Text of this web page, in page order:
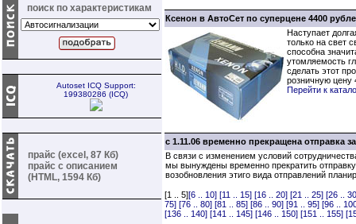
поиск по характеристикам
Autoset ICQ Support:
199380286 (ICQ)
прайс (excel, 87 Кб)
прайс с описанием
(HTML, 1594 Кб)
Ксенон в АвтоСет по суперцене 4400
Наступает
только на свет
способна
утомляемость
сделать этот
розничную цену
Перейти к
с 1.11.06 временно прекращена отправка
В связи с изменением условий
мы вынуждены временно прекратить
возобновления этиго вида отправлений
[1 .. 5][6 .. 10] [11 .. 15] [16 .. 20] [21 .. 25] [26 ..
75] [76 .. 80] [81 .. 85] [86 .. 90] [91 .. 95] [96 ..
[136 .. 140] [141 .. 145] [146 .. 150] [151 .. 155]